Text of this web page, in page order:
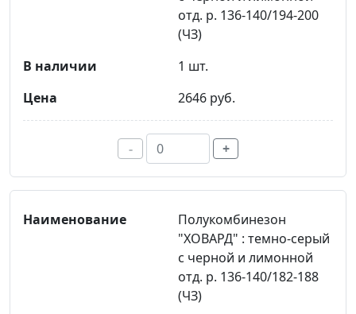
отд. р. 136-140/194-200
(ЧЗ)
1 шт.
2646 руб.
- +
Полукомбинезон
"ХОВАРД" : темно-серый
с черной и лимонной
отд. р. 136-140/182-188
(ЧЗ)